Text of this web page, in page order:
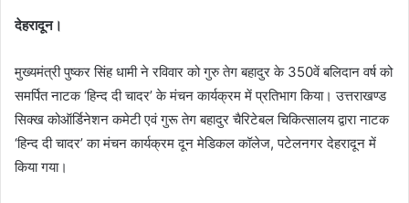
देहरादून।
मुख्यमंत्री पुष्कर सिंह धामी ने रविवार को गुरु तेग बहादुर के 350वें बलिदान वर्ष को
समर्पित नाटक ‘हिन्द दी चादर’ के मंचन कार्यक्रम में प्रतिभाग किया। उत्तराखण्ड
सिक्ख कोऑर्डिनेशन कमेटी एवं गुरू तेग बहादुर चैरिटेबल चिकित्सालय द्वारा नाटक
‘हिन्द दी चादर’ का मंचन कार्यक्रम दून मेडिकल कॉलेज, पटेलनगर देहरादून में
किया गया।